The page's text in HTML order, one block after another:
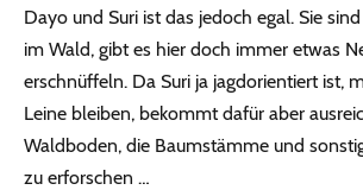
Dayo und Suri ist das jedoch egal. Sie
im Wald, gibt es hier doch immer etwas
erschnüffeln. Da Suri ja jagdorientiert ist,
Leine bleiben, bekommt dafür aber
Waldboden, die Baumstämme und
zu erforschen …